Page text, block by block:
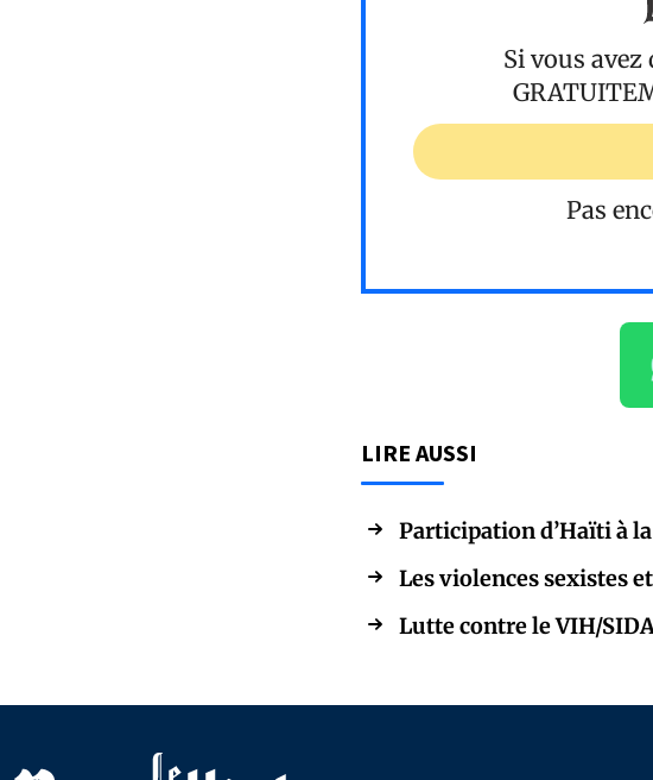
Si vous
Pas
LIRE AUSSI
Participation d’Haïti à
Les violences sexistes
Lutte contre le VIH/